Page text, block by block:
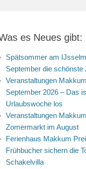
es Neues gibt:
Spätsommer am
September die
Veranstaltungen
September 2026 – Das
Urlaubswoche los
Veranstaltungen
Zomermarkt im August
Ferienhaus Makkum
Frühbucher sichern die
Schakelvilla